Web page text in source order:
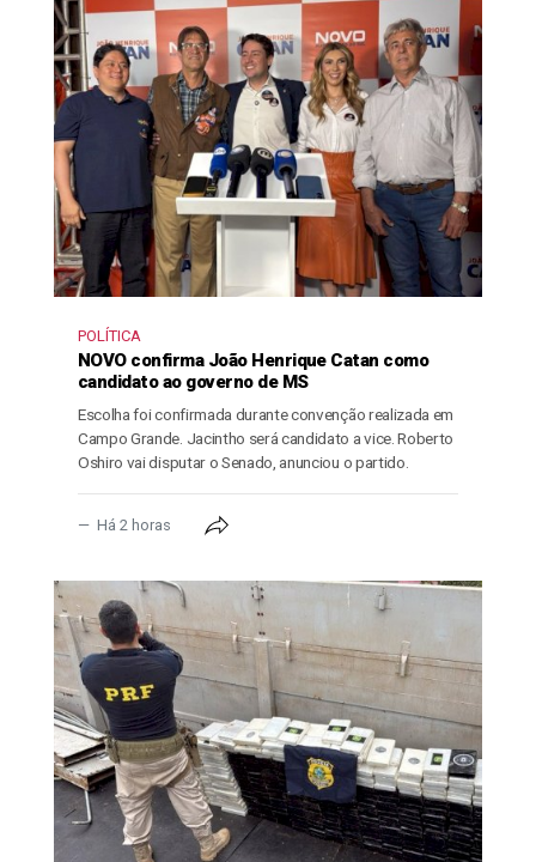
POLÍTICA
NOVO confirma João Henrique Catan como
candidato ao governo de MS
Escolha foi confirmada durante convenção realizada em
Campo Grande. Jacintho será candidato a vice. Roberto
Oshiro vai disputar o Senado, anunciou o partido.
Há 2 horas